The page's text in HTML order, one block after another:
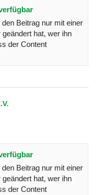
Beitrag nur mit einer
hat, wer ihn
der Content
Beitrag nur mit einer
hat, wer ihn
der Content